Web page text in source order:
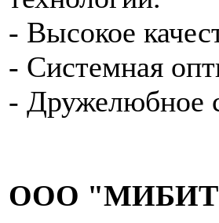
- Высокое
- Системная
- Дружелюбное
ООО "МИБИТ"